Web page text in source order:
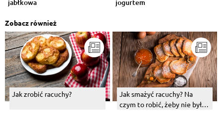
jabłkowa jogurtem
Zobacz również
Jak zrobić racuchy?
Jak smażyć racuchy? Na
czym to robić, żeby nie były